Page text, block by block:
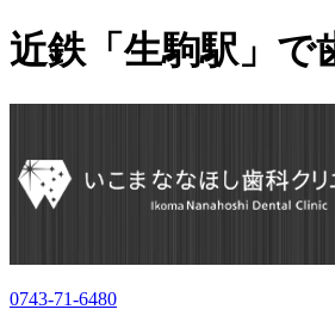
近鉄「生駒駅」
0743-71-6480